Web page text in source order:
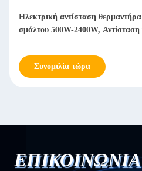
νερού με επίστρωση
ζεστού νερού
νερού
ΕΠΙΚΟΙΝΩΝΙΑ